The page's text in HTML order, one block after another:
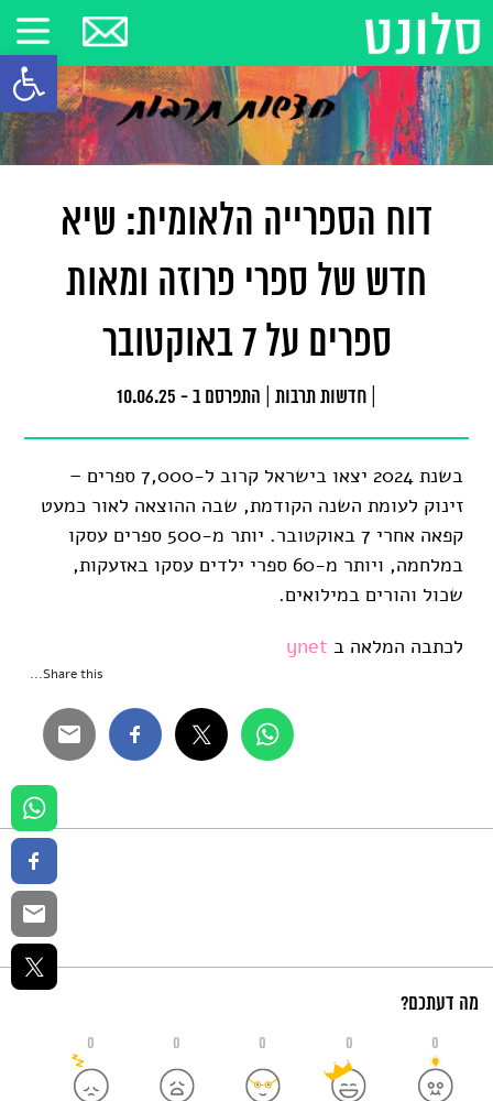
פתח
דוח הספרייה הלאומית: שיא
חדש של ספרי פרוזה ומאות
ספרים על 7 באוקטובר
חדשות תרבות התפרסם ב - 10.06.25
בשנת 2024 יצאו בישראל קרוב ל-7,000 ספרים –
זינוק לעומת השנה הקודמת, שבה ההוצאה לאור כמעט
קפאה אחרי 7 באוקטובר. יותר מ-500 ספרים עסקו
במלחמה, ויותר מ-60 ספרי ילדים עסקו באזעקות,
שכול והורים במילואים.
לכתבה המלאה ב ynet
Share this...
מה דעתכם?
0 0 0 0 0